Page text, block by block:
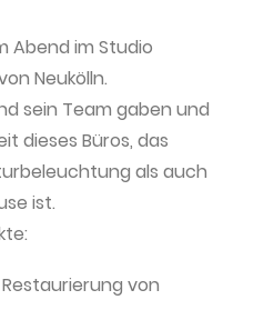
@ STUDIO
Abend im Studio
Neukölln.
sein Team gaben und
dieses Büros, das
als auch
ist.
von